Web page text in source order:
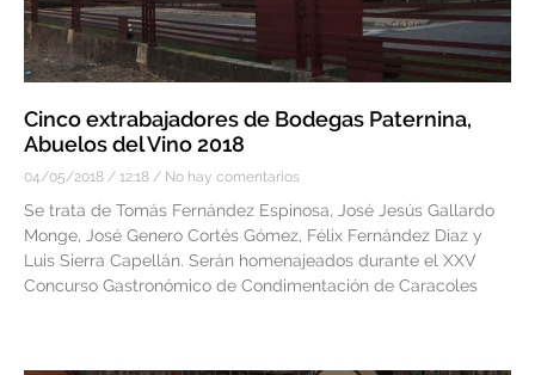
Cinco extrabajadores de Bodegas Paternina,
Abuelos del Vino 2018
04/05/2018 12:18 No hay comentarios
Se trata de Tomás Fernández Espinosa, José Jesús Gallardo
Monge, José Genero Cortés Gómez, Félix Fernández Díaz y
Luis Sierra Capellán. Serán homenajeados durante el XXV
Concurso Gastronómico de Condimentación de Caracoles